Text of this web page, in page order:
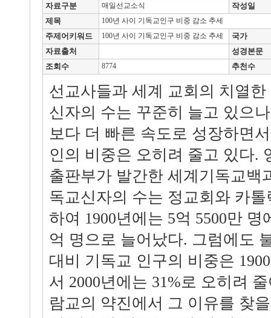
자료구분
매일선교소식
작성일
제목
100년 사이 기독교인구 비중 감소 추세
주제어키워드 100년 사이 기독교인구 비중 감소 추세
국가
자료출처
성경본문
조회수
8774 추천수
선교사들과 세계 교회의 치열
신자의 수는 꾸준히 늘고 있으
보다 더 빠른 속도로 성장하면
인의 비중은 오히려 줄고 있다.
출판부가 발간한 세계기독교백
독교신자의 수는 정교회와 카
하여 1900년에는 5억 5500만 명
억 명으로 늘어났다. 그럼에도
대비 기독교 인구의 비중은
서 2000년에는 31%로 오히려
람교의 약진에서 그 이유를 찾